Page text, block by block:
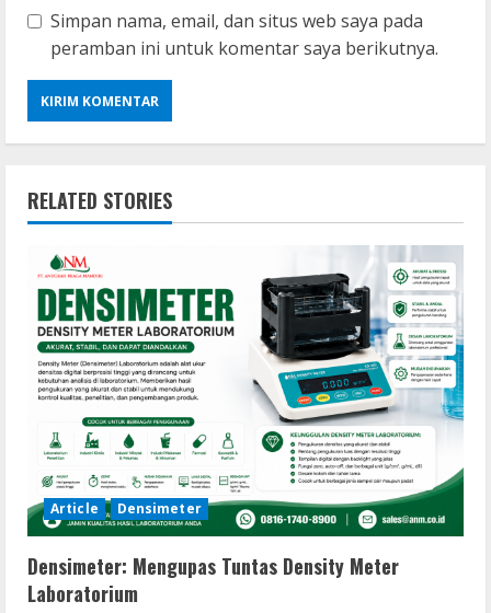
Simpan nama, email, dan situs web saya pada
peramban ini untuk komentar saya berikutnya.
RELATED STORIES
Article Densimeter
Densimeter: Mengupas Tuntas Density Meter
Laboratorium